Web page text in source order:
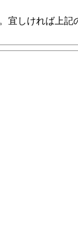
宜しければ上